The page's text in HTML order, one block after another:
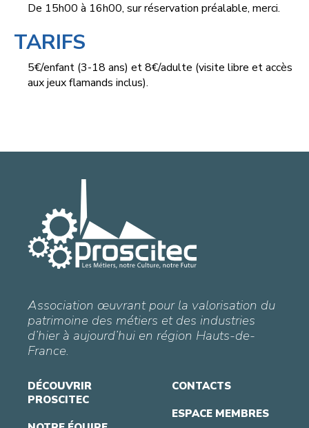
De 15h00 à 16h00, sur réservation préalable, merci.
TARIFS
5€/enfant (3-18 ans) et 8€/adulte (visite libre et accès
aux jeux flamands inclus).
Association œuvrant pour la valorisation du
patrimoine des métiers et des industries
d’hier à aujourd’hui en région Hauts-de-
France.
DÉCOUVRIR
PROSCITEC
CONTACTS
ESPACE MEMBRES